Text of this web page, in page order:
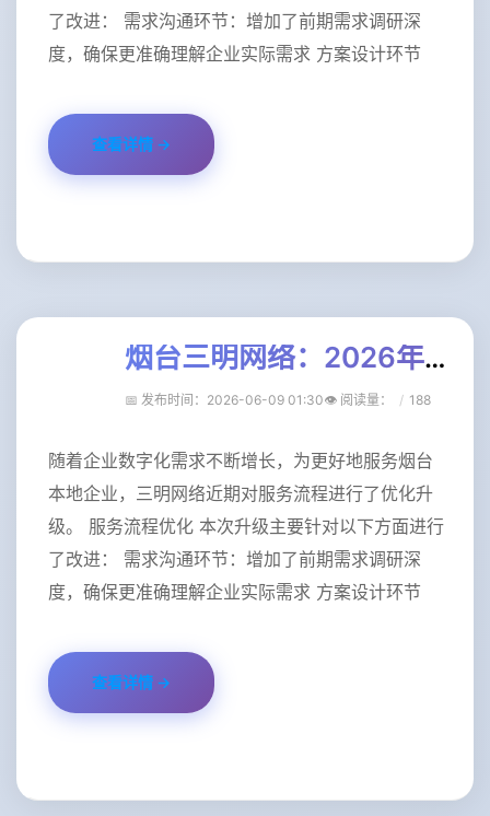
了改进： 需求沟通环节：增加了前期需求调研深
度，确保更准确理解企业实际需求 方案设计环节
查看详情 →
烟台三明网络：2026年数字化转型服务升级公告
📅 发布时间：2026-06-09 01:30👁️ 阅读量： 188
随着企业数字化需求不断增长，为更好地服务烟台
本地企业，三明网络近期对服务流程进行了优化升
级。 服务流程优化 本次升级主要针对以下方面进行
了改进： 需求沟通环节：增加了前期需求调研深
度，确保更准确理解企业实际需求 方案设计环节
查看详情 →